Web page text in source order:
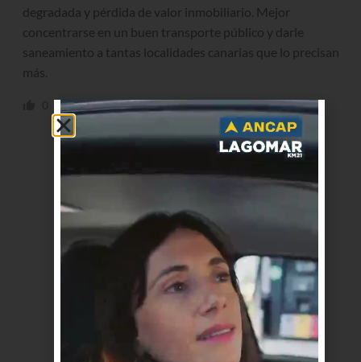
degradada y pérdida de valor inmobiliario. Mejor
concentrarse en un buen transporte público y darle
saneamiento a tantas localidades canarias que lo precisan
más.
0 Responder